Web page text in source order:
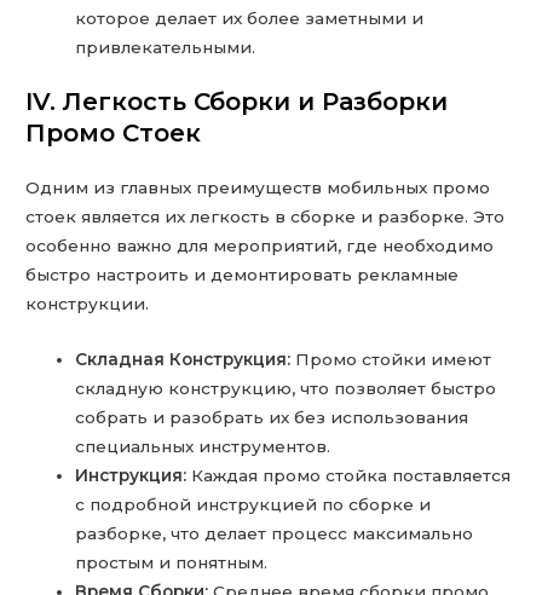
которое делает их более заметными и
привлекательными.
IV. Легкость Сборки и Разборки
Промо Стоек
Одним из главных преимуществ мобильных промо
стоек является их легкость в сборке и разборке. Это
особенно важно для мероприятий, где необходимо
быстро настроить и демонтировать рекламные
конструкции.
Складная Конструкция: Промо стойки имеют
складную конструкцию, что позволяет быстро
собрать и разобрать их без использования
специальных инструментов.
Инструкция: Каждая промо стойка поставляется
с подробной инструкцией по сборке и
разборке, что делает процесс максимально
простым и понятным.